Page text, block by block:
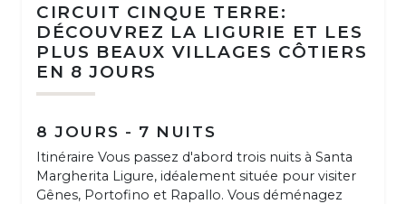
CIRCUIT CINQUE TERRE:
DÉCOUVREZ LA LIGURIE ET LES
PLUS BEAUX VILLAGES CÔTIERS
EN 8 JOURS
8 JOURS - 7 NUITS
Itinéraire Vous passez d'abord trois nuits à Santa
Margherita Ligure, idéalement située pour visiter
Gênes, Portofino et Rapallo. Vous déménagez